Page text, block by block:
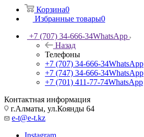
Корзина0
Избранные товары0
+7 (707) 34-666-34WhatsApp
Назад
Телефоны
+7 (707) 34-666-34WhatsApp
+7 (747) 34-666-34WhatsApp
+7 (701) 411-77-74WhatsApp
Контактная информация
г.Алматы, ул.Коянды 64
e-t@e-t.kz
Instagram